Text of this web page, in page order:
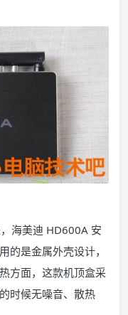
海美迪 HD600A 安
的是金属外壳设计，
方面，这款机顶盒采
时候无噪音、散热